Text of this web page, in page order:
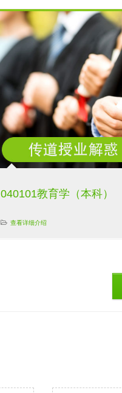
040101教育学（本科）
查看详细介绍